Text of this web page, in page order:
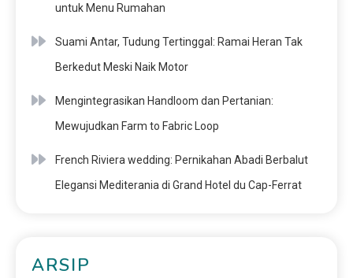
untuk Menu Rumahan
Suami Antar, Tudung Tertinggal: Ramai Heran Tak
Berkedut Meski Naik Motor
Mengintegrasikan Handloom dan Pertanian:
Mewujudkan Farm to Fabric Loop
French Riviera wedding: Pernikahan Abadi Berbalut
Elegansi Mediterania di Grand Hotel du Cap-Ferrat
ARSIP